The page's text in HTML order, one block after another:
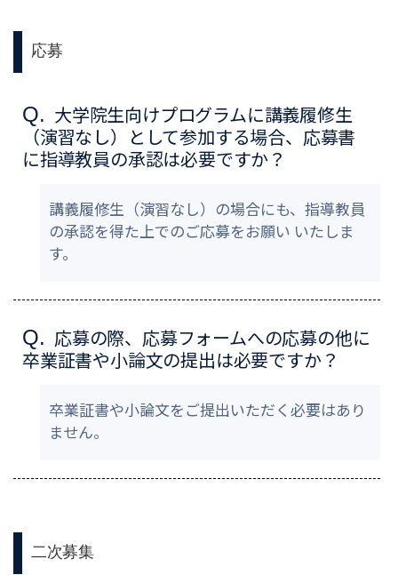
応募
Q. 大学院生向けプログラムに講義履修生
（演習なし）として参加する場合、応募書
に指導教員の承認は必要ですか？
講義履修生（演習なし）の場合にも、指導教員
の承認を得た上でのご応募をお願い いたしま
す。
Q. 応募の際、応募フォームへの応募の他に
卒業証書や小論文の提出は必要ですか？
卒業証書や小論文をご提出いただく必要はあり
ません。
二次募集